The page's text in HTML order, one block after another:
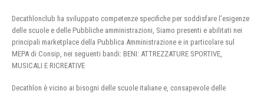
Decathlonclub ha sviluppato competenze specifiche per soddisfare l’esigenze
delle scuole e delle Pubbliche amministrazioni, Siamo presenti e abilitati nei
principali marketplace della Pubblica Amministrazione e in particolare sul
MEPA di Consip, nei seguenti bandi: BENI: ATTREZZATURE SPORTIVE,
MUSICALI E RICREATIVE
Decathlon è vicino ai bisogni delle scuole italiane e, consapevole delle